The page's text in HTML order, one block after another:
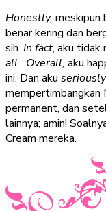
Honestly, meskipun
benar kering dan
sih. In fact, aku tidak
all. Overall, aku
ini. Dan aku seriously
mempertimbangkan
permanent, dan
lainnya; amin!
Cream mereka.